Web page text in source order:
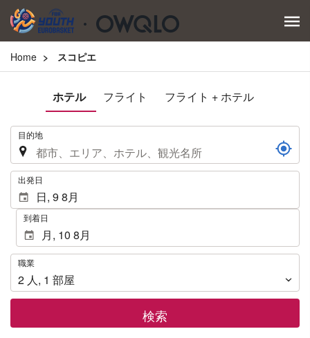
Home スコピエ
ホテル フライト フライト + ホテル
. 目的地
. 出発日
到着日
職
業
職業
2 人, 1 部屋
検索